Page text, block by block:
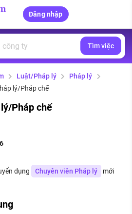
Đăng nhập
dụng
nhân
Tìm việc
Luật/Pháp lý
Pháp lý
lý/Pháp chế
Pháp chế
dụng Chuyên viên Pháp lý
mới